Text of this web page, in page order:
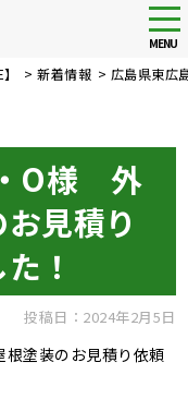
MENU
>新着情報 > 広島県東広
O様 外
見積り
！
投稿日：2024年2月5日
根塗装のお見積り依頼